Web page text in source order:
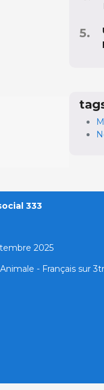
333
2025
- Français sur